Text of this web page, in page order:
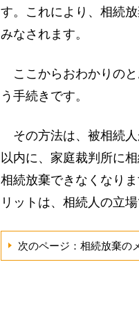
す。これにより、相続
みなされます。
ここからおわかりのと
う手続きです。
その方法は、被相続人
以内に、家庭裁判所に
相続放棄できなくなり
リットは、相続人の立
次のページ：相続放棄の